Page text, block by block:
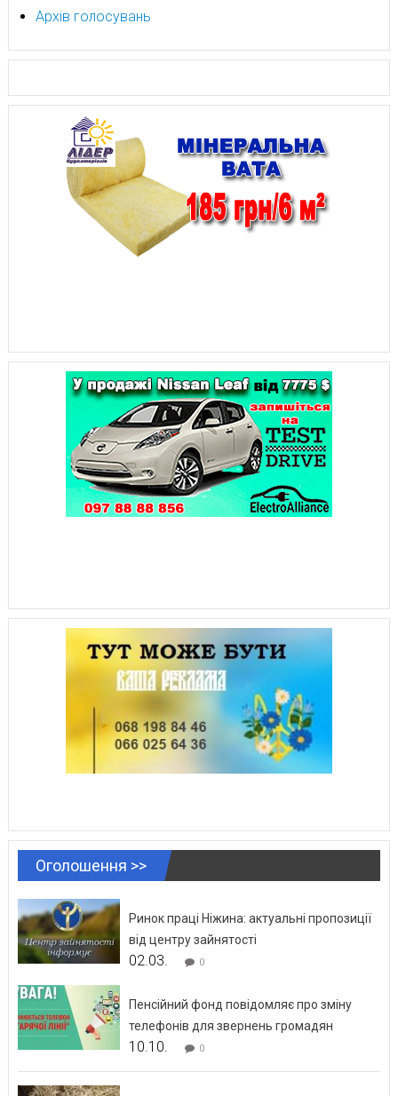
Архів голосувань
Оголошення >>
Ринок праці Ніжина: актуальні пропозиції
від центру зайнятості
02.03. 0
Пенсійний фонд повідомляє про зміну
телефонів для звернень громадян
10.10. 0